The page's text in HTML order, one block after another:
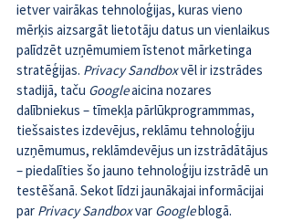
ietver vairākas tehnoloģijas, kuras vieno
mērķis aizsargāt lietotāju datus un vienlaikus
palīdzēt uzņēmumiem īstenot mārketinga
stratēģijas. Privacy Sandbox vēl ir izstrādes
stadijā, taču Google aicina nozares
dalībniekus – tīmekļa pārlūkprogrammmas,
tiešsaistes izdevējus, reklāmu tehnoloģiju
uzņēmumus, reklāmdevējus un izstrādātājus
– piedalīties šo jauno tehnoloģiju izstrādē un
testēšanā. Sekot līdzi jaunākajai informācijai
par Privacy Sandbox var Google blogā.